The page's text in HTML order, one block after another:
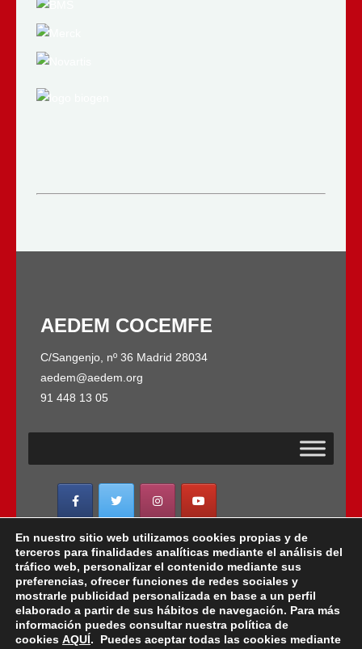
AEDEM COCEMFE
C/Sangenjo, nº 36 Madrid 28034
aedem@aedem.org
91 448 13 05
AEDEM-COCEMFE es miembro de:
Copyright © 2022 · AEDEM-Asociación española de
EM · Todos los Derechos Reservados · C/ Sangenjo,
En nuestro sitio web utilizamos cookies propias y de
terceros para finalidades analíticas mediante el análisis del
tráfico web, personalizar el contenido mediante sus
preferencias, ofrecer funciones de redes sociales y
mostrarle publicidad personalizada en base a un perfil
elaborado a partir de sus hábitos de navegación. Para más
información puedes consultar nuestra política de
cookies AQUÍ. Puedes aceptar todas las cookies mediante